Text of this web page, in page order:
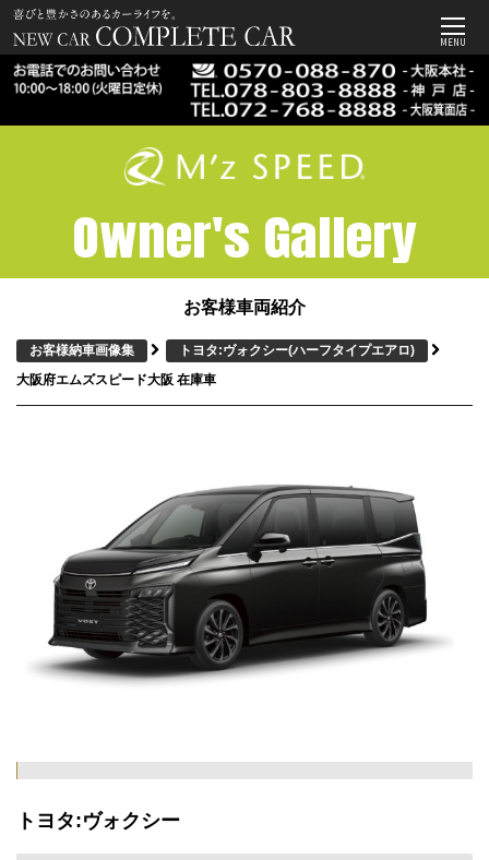
MENU
Owner's Gallery
お客様車両紹介
お客様納車画像集 トヨタ:ヴォクシー(ハーフタイプエアロ)
大阪府エムズスピード大阪 在庫車
トヨタ:ヴォクシー